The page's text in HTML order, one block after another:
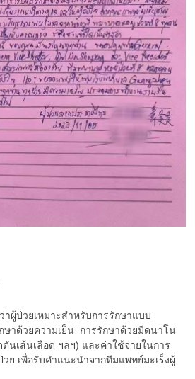
ผู้ป่วยเหมาะสำหรับการรักษาแบบ
ษาด้วยความเย็น การรักษาด้วยมีดนาโน
นเส้นเลือด ฯลฯ) และค่าใช้จ่ายในการ
ย เพื่อรับคำแนะนำจากทีมแพทย์มะเร็งผู้